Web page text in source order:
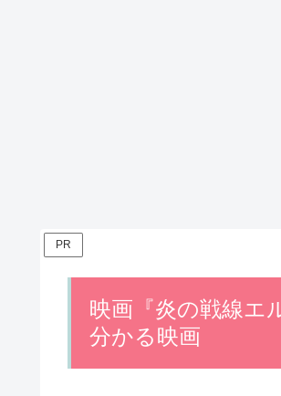
PR
映画『炎の戦線エ
分かる映画